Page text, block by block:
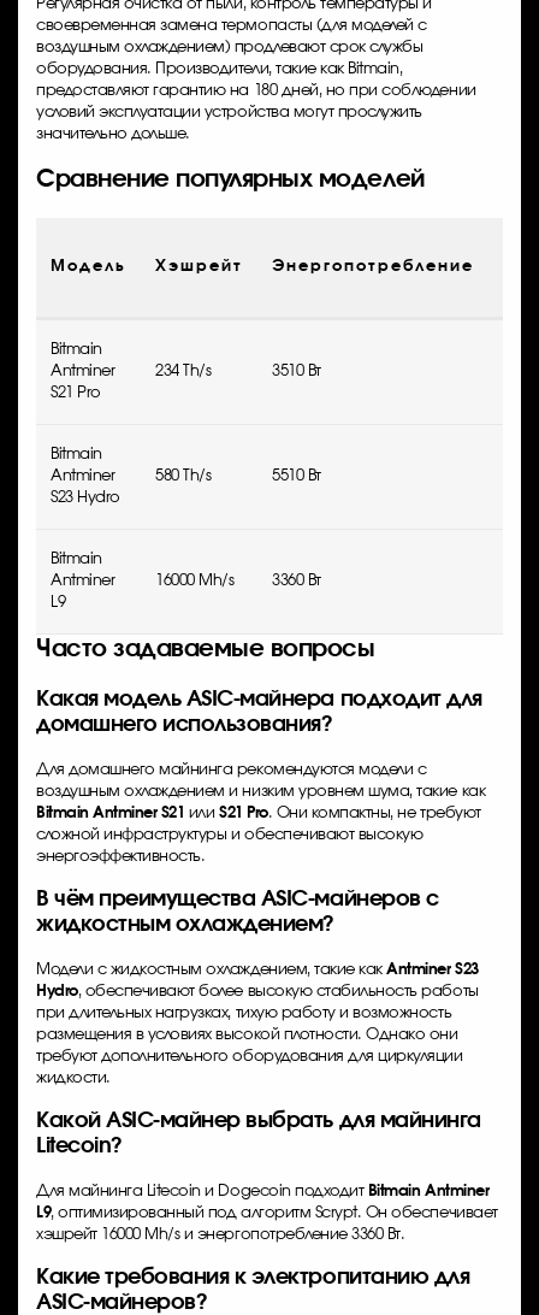
Регулярная очистка от пыли, контроль температуры и
своевременная замена термопасты (для моделей с
воздушным охлаждением) продлевают срок службы
оборудования. Производители, такие как Bitmain,
предоставляют гарантию на 180 дней, но при соблюдении
условий эксплуатации устройства могут прослужить
значительно дольше.
Сравнение популярных моделей
Модель Хэшрейт Энергопотребление
Bitmain
Antminer
S21 Pro
234 Th/s 3510 Вт
Bitmain
Antminer
S23 Hydro
580 Th/s 5510 Вт
Bitmain
Antminer
L9
16000 Mh/s 3360 Вт
Часто задаваемые вопросы
Какая модель ASIC-майнера подходит для
домашнего использования?
Для домашнего майнинга рекомендуются модели с
воздушным охлаждением и низким уровнем шума, такие как
Bitmain Antminer S21 илиS21 Pro. Они компактны, не требуют
сложной инфраструктуры и обеспечивают высокую
энергоэффективность.
В чём преимущества ASIC-майнеров с
жидкостным охлаждением?
Модели с жидкостным охлаждением, такие какAntminer S23
Hydro, обеспечивают более высокую стабильность работы
при длительных нагрузках, тихую работу и возможность
размещения в условиях высокой плотности. Однако они
требуют дополнительного оборудования для циркуляции
жидкости.
Какой ASIC-майнер выбрать для майнинга
Litecoin?
Для майнинга Litecoin и Dogecoin подходит Bitmain Antminer
L9, оптимизированный под алгоритм Scrypt. Он обеспечивает
хэшрейт 16000 Mh/s и энергопотребление 3360 Вт.
Какие требования к электропитанию для
ASIC-майнеров?